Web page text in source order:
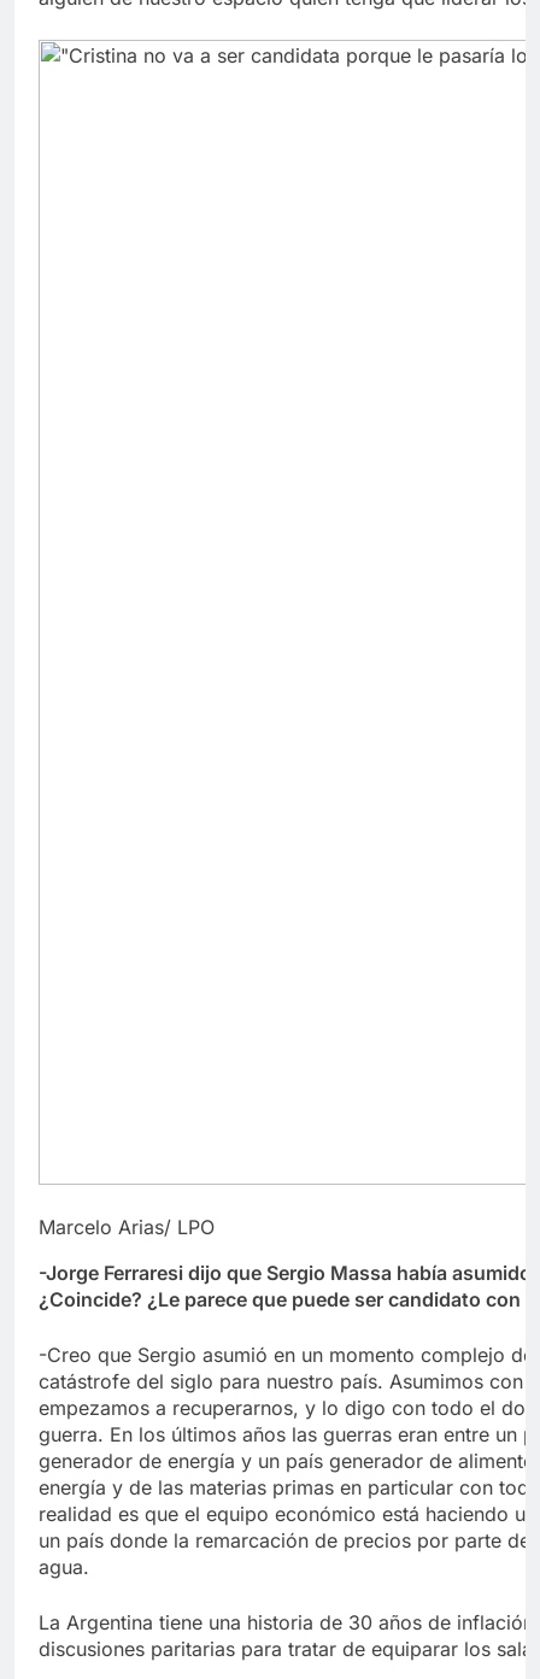
Marcelo Arias/ LPO
-Jorge Ferraresi dijo que Sergio Massa había
¿Coincide? ¿Le parece que puede ser candidato con
-Creo que Sergio asumió en un momento complejo
catástrofe del siglo para nuestro país. Asumimos con
empezamos a recuperarnos, y lo digo con todo el
guerra. En los últimos años las guerras eran entre un
generador de energía y un país generador de
energía y de las materias primas en particular con
realidad es que el equipo económico está haciendo
un país donde la remarcación de precios por parte
agua.
La Argentina tiene una historia de 30 años de
discusiones paritarias para tratar de equiparar los